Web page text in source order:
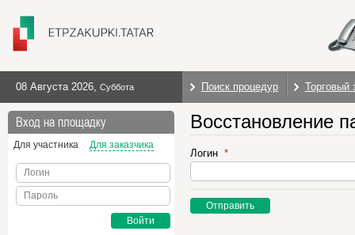
08 Августа 2026, Суббота Поиск процедур Торговый
Вход на площадку
Для участника Для заказчика
Логин
Пароль
Войти
Восстановление
Логин
Отправить